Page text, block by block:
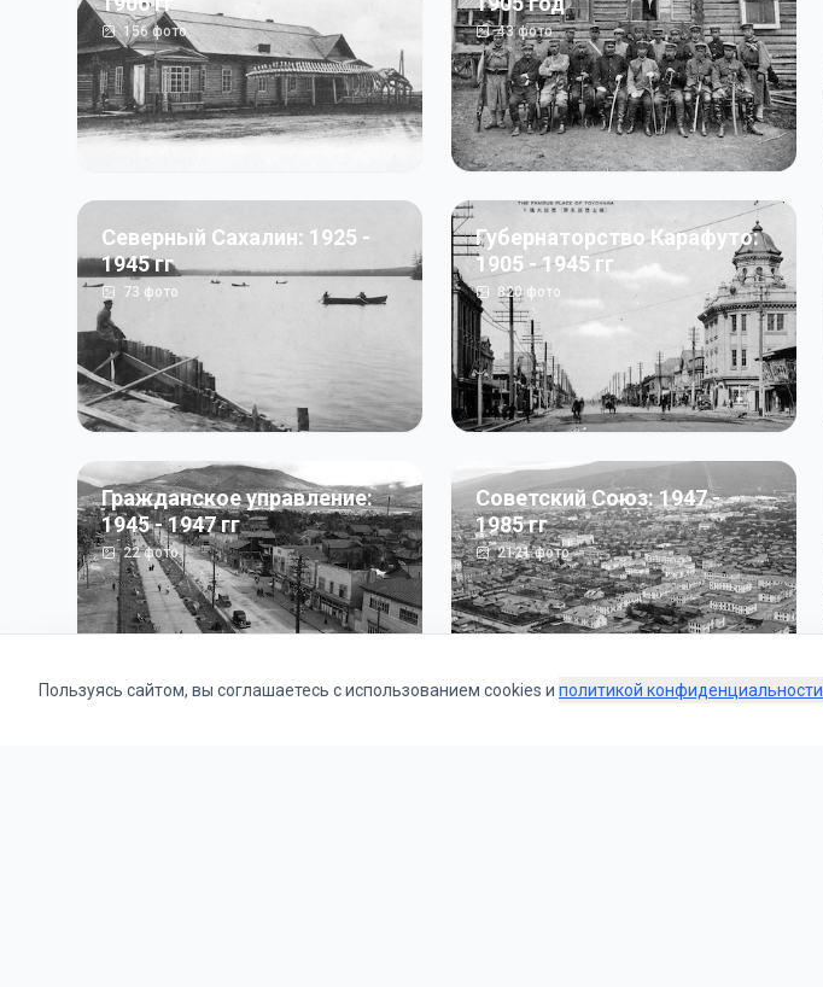
156фото 43фото
Северный Сахалин: 1925 -
1945 гг
73 фото
Губернаторство Карафуто:
1905 - 1945 гг
820фото
Гражданское управление:
1945 - 1947 гг
22фото
Советский Союз: 1947 -
1985 гг
2121фото
Пользуясь сайтом, вы соглашаетесь с использованием cookies и политикой конфиденциальности.